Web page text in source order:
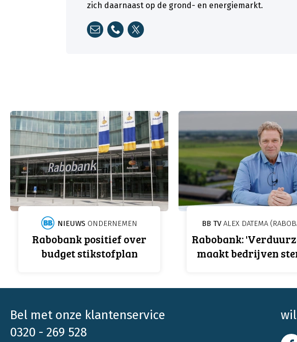
zich daarnaast op de grond- en energiemarkt.
NIEUWS ONDERNEMEN
Rabobank positief over
budget stikstofplan
BB TV ALEX DATEMA
Rabobank:
maakt bedrijven
Bel met onze klantenservice
0320 - 269 528